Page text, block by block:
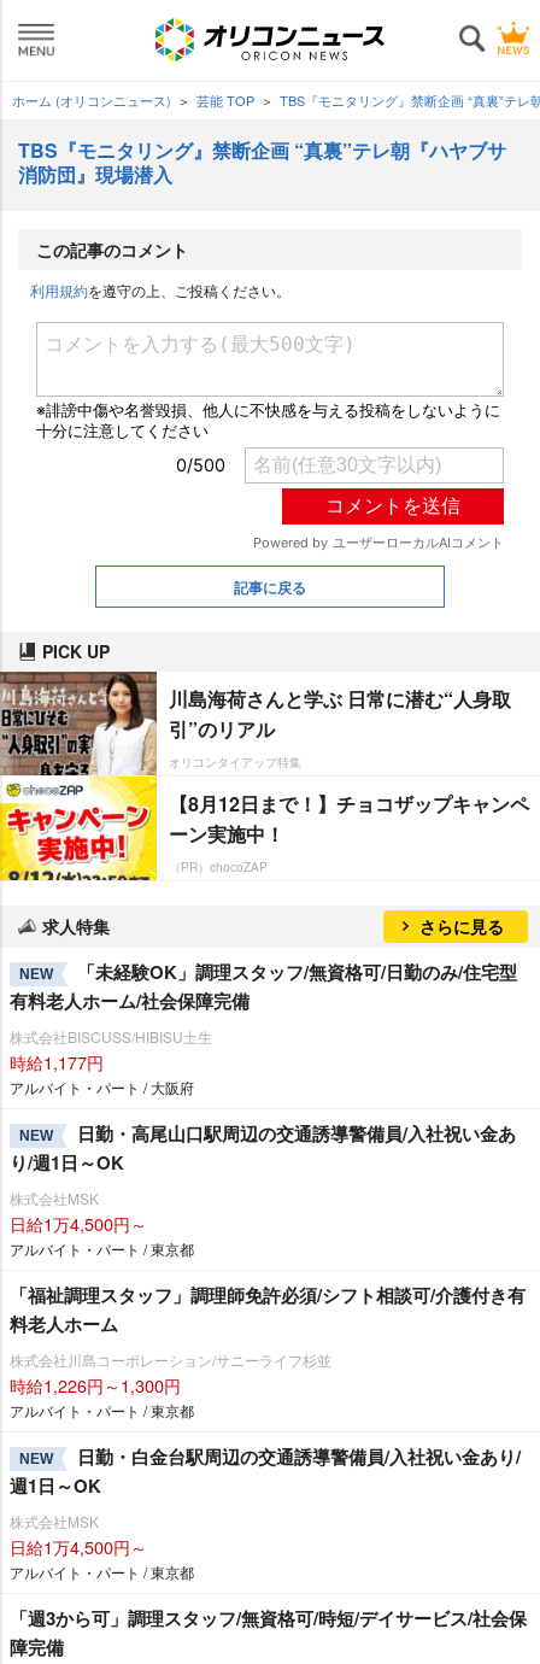
ホーム (オリコンニュース) 芸能 TOP TBS『モニタリング』禁断企画 “真裏”テ
TBS『モニタリング』禁断企画 “真裏”テレ朝『ハヤブサ
消防団』現場潜入
この記事のコメント
利用規約を遵守の上、ご投稿ください。
記事に戻る
PICK UP
川島海荷さんと学ぶ 日常に潜む“人身取
引”のリアル
オリコンタイアップ特集
【8月12日まで！】チョコザップキャンペ
ーン実施中！
（PR）chocoZAP
求人特集 さらに見る
NEW
「未経験OK」調理スタッフ/無資格可/日勤のみ/住宅型
有料老人ホーム/社会保障完備
株式会社BISCUSS/HIBISU土生
時給1,177円
アルバイト・パート / 大阪府
NEW
日勤・高尾山口駅周辺の交通誘導警備員/入社祝い金あ
り/週1日～OK
株式会社MSK
日給1万4,500円～
アルバイト・パート / 東京都
「福祉調理スタッフ」調理師免許必須/シフト相談可/介護付き有
料老人ホーム
株式会社川島コーポレーション/サニーライフ杉並
時給1,226円～1,300円
アルバイト・パート / 東京都
NEW
日勤・白金台駅周辺の交通誘導警備員/入社祝い金あり/
週1日～OK
株式会社MSK
日給1万4,500円～
アルバイト・パート / 東京都
「週3から可」調理スタッフ/無資格可/時短/デイサービス/社会保
障完備